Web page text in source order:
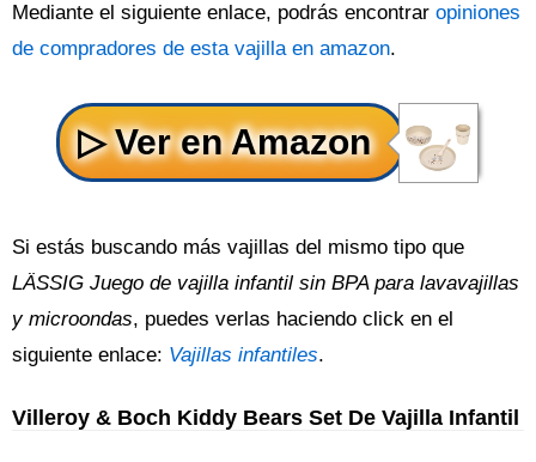
Mediante el siguiente enlace, podrás encontrar opiniones
de compradores de esta vajilla en amazon.
Si estás buscando más vajillas del mismo tipo que
LÄSSIG Juego de vajilla infantil sin BPA para lavavajillas
y microondas, puedes verlas haciendo click en el
siguiente enlace: Vajillas infantiles.
Villeroy & Boch Kiddy Bears Set De Vajilla Infantil